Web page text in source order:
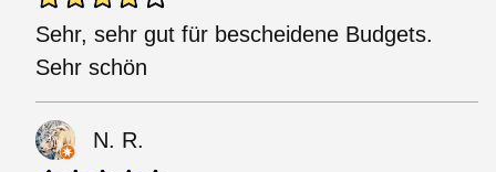
Sehr, sehr gut für bescheidene Budgets.
Sehr schön
N. R.